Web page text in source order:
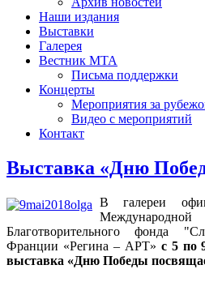
Наши издания
Выставки
Галерея
Вестник МТА
Письма поддержки
Концерты
Мероприятия за
Видео с мероприятий
Контакт
Выставка «Дню
В галереи
Международной
Благотворительного фонда
Франции «Регина – АРТ» с 5 по
выставка «Дню Победы